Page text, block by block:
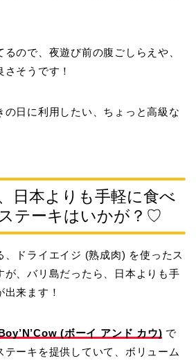
ので、夜遊び前の腹ごしらえや、
そうです！
の日に利用したい、ちょっと高級な
日本よりも手軽に食べ
テーキはいかが？♡
ドライエイジ (熟成肉) を使ったス
が、バリ島だったら、日本よりも手
来ます！
(ボーイ アンド カウ) で
テーキを提供していて、ボリューム